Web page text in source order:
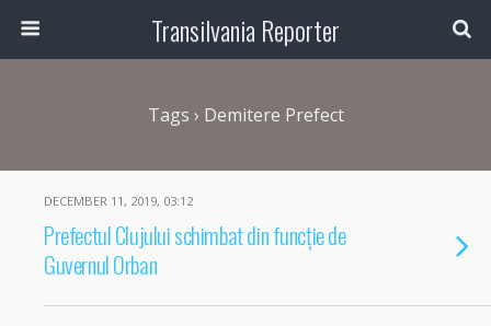
Transilvania Reporter
Tags › Demitere Prefect
DECEMBER 11, 2019, 03:12
Prefectul Clujului schimbat din funcție de
Guvernul Orban